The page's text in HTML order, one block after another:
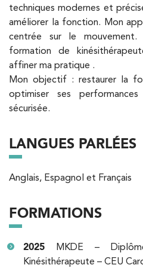
techniques modernes et
améliorer la fonction. Mon
centrée sur le
formation de
affiner ma pratique .
Mon objectif : restaurer la
optimiser ses
sécurisée.
LANGUES PARLÉES
Anglais, Espagnol et Français
FORMATIONS
2025 MKDE –
Kinésithérapeute – CEU
IK Paris 6 – Cassette
1 Rue Cassette
PRENDRE RDV
Kinésithérapie
IK Boulogne – 92
3 Av. André Morizet
Billancourt